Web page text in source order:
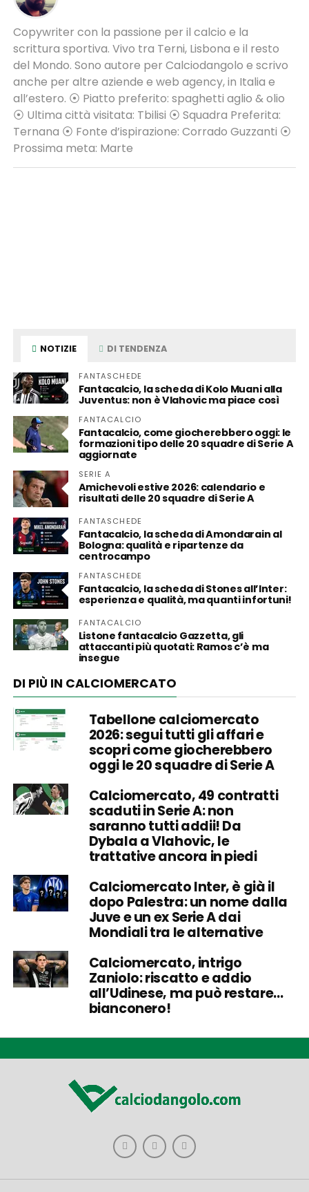
Copywriter con la passione per il calcio e la
scrittura sportiva. Vivo tra Terni, Lisbona e il resto
del Mondo. Sono autore per Calciodangolo e scrivo
anche per altre aziende e web agency, in Italia e
all’estero. ⦿ Piatto preferito: spaghetti aglio & olio
⦿ Ultima città visitata: Tbilisi ⦿ Squadra Preferita:
Ternana ⦿ Fonte d’ispirazione: Corrado Guzzanti ⦿
Prossima meta: Marte
NOTIZIE DI TENDENZA
FANTASCHEDE
Fantacalcio, la scheda di Kolo Muani alla
Juventus: non è Vlahovic ma piace così
FANTACALCIO
Fantacalcio, come giocherebbero oggi: le
formazioni tipo delle 20 squadre di Serie A
aggiornate
SERIE A
Amichevoli estive 2026: calendario e
risultati delle 20 squadre di Serie A
FANTASCHEDE
Fantacalcio, la scheda di Amondarain al
Bologna: qualità e ripartenze da
centrocampo
FANTASCHEDE
Fantacalcio, la scheda di Stones all’Inter:
esperienza e qualità, ma quanti infortuni!
FANTACALCIO
Listone fantacalcio Gazzetta, gli
attaccanti più quotati: Ramos c’è ma
insegue
DI PIÙ IN CALCIOMERCATO
Tabellone calciomercato
2026: segui tutti gli affari e
scopri come giocherebbero
oggi le 20 squadre di Serie A
Calciomercato, 49 contratti
scaduti in Serie A: non
saranno tutti addii! Da
Dybala a Vlahovic, le
trattative ancora in piedi
Calciomercato Inter, è già il
dopo Palestra: un nome dalla
Juve e un ex Serie A dai
Mondiali tra le alternative
Calciomercato, intrigo
Zaniolo: riscatto e addio
all’Udinese, ma può restare…
bianconero!